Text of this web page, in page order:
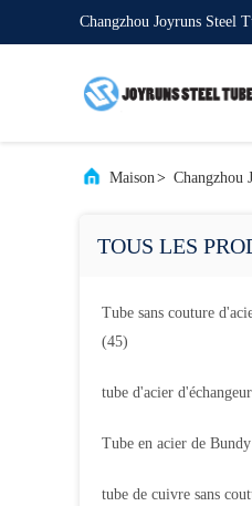
Changzhou Joyruns Steel
Maison> Changzhou
TOUS LES
Tube sans couture
(45)
tube d'acier
Tube en acier de Bundy
tube de cuivre sans